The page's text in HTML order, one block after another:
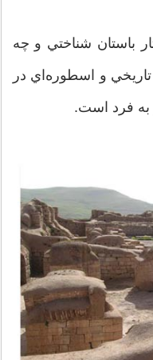
باستان شناختي و چه
و اسطوره‌اي در
به فرد است.